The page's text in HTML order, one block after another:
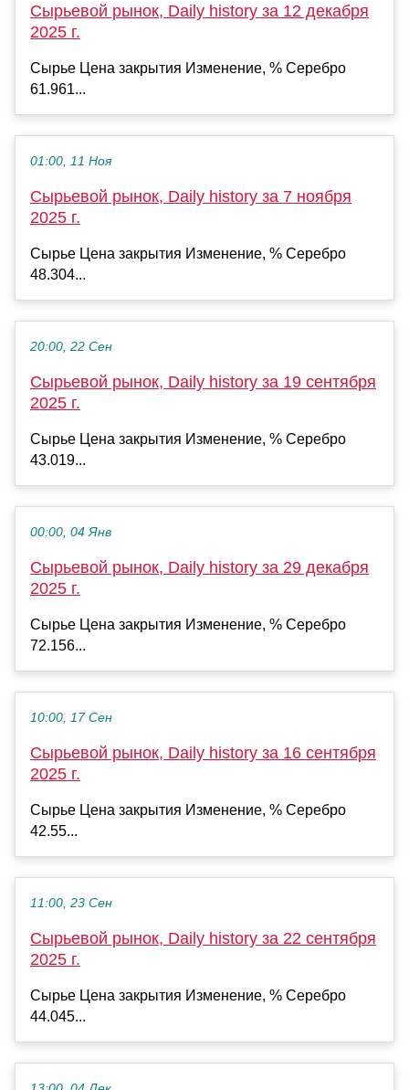
Сырьевой рынок, Daily history за 12 декабря
2025 г.
Сырье Цена закрытия Изменение, % Серебро
61.961...
01:00, 11 Ноя
Сырьевой рынок, Daily history за 7 ноября
2025 г.
Сырье Цена закрытия Изменение, % Серебро
48.304...
20:00, 22 Сен
Сырьевой рынок, Daily history за 19 сентября
2025 г.
Сырье Цена закрытия Изменение, % Серебро
43.019...
00:00, 04 Янв
Сырьевой рынок, Daily history за 29 декабря
2025 г.
Сырье Цена закрытия Изменение, % Серебро
72.156...
10:00, 17 Сен
Сырьевой рынок, Daily history за 16 сентября
2025 г.
Сырье Цена закрытия Изменение, % Серебро
42.55...
11:00, 23 Сен
Сырьевой рынок, Daily history за 22 сентября
2025 г.
Сырье Цена закрытия Изменение, % Серебро
44.045...